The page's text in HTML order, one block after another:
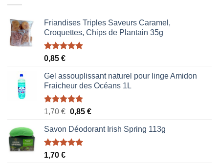
Friandises Triples Saveurs Caramel,
Croquettes, Chips de Plantain 35g
Note5.00
0,85 €
Gel assouplissant naturel pour linge Amidon
Fraicheur des Océans 1L
Note5.00
1,70€ Le
initial
était :
0,85 €Le
actuel
Savon Déodorant Irish Spring 113g
Note5.00
1,70 €